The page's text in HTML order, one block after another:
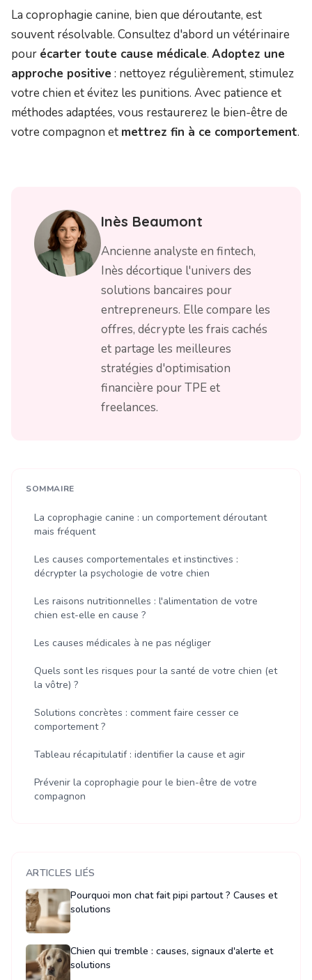
La coprophagie canine, bien que déroutante, est
souvent résolvable. Consultez d'abord un vétérinaire
pour écarter toute cause médicale. Adoptez une
approche positive : nettoyez régulièrement, stimulez
votre chien et évitez les punitions. Avec patience et
méthodes adaptées, vous restaurerez le bien-être de
votre compagnon et mettrez fin à ce comportement.
Inès Beaumont
Ancienne analyste en fintech,
Inès décortique l'univers des
solutions bancaires pour
entrepreneurs. Elle compare les
offres, décrypte les frais cachés
et partage les meilleures
stratégies d'optimisation
financière pour TPE et
freelances.
SOMMAIRE
La coprophagie canine : un comportement déroutant
mais fréquent
Les causes comportementales et instinctives :
décrypter la psychologie de votre chien
Les raisons nutritionnelles : l'alimentation de votre
chien est-elle en cause ?
Les causes médicales à ne pas négliger
Quels sont les risques pour la santé de votre chien (et
la vôtre) ?
Solutions concrètes : comment faire cesser ce
comportement ?
Tableau récapitulatif : identifier la cause et agir
Prévenir la coprophagie pour le bien-être de votre
compagnon
ARTICLES LIÉS
Pourquoi mon chat fait pipi partout ? Causes et
solutions
Chien qui tremble : causes, signaux d'alerte et
solutions